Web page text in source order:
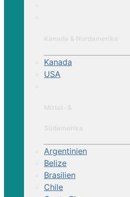
Kanada
USA
Argentinien
Belize
Brasilien
Chile